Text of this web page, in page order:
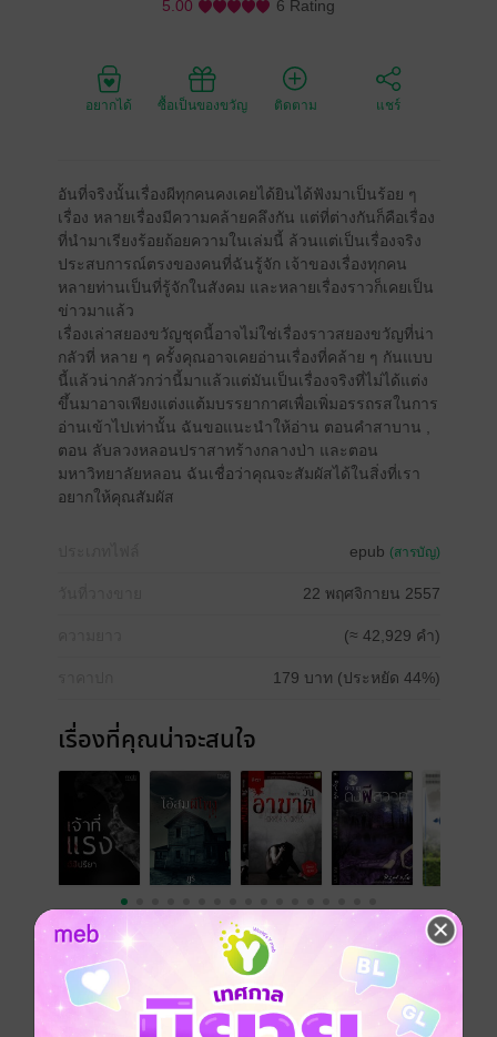
5.00 6 Rating
อยากได้ ซื้อเป็นของขวัญ ติดตาม แชร์
อันที่จริงนั้นเรื่องผีทุกคนคงเคยได้ยินได้ฟังมาเป็นร้อย ๆ
เรื่อง หลายเรื่องมีความคล้ายคลึงกัน แต่ที่ต่างกันก็คือเรื่อง
ที่นำมาเรียงร้อยถ้อยความในเล่มนี้ ล้วนแต่เป็นเรื่องจริง
ประสบการณ์ตรงของคนที่ฉันรู้จัก เจ้าของเรื่องทุกคน
หลายท่านเป็นที่รู้จักในสังคม และหลายเรื่องราวก็เคยเป็น
ข่าวมาแล้ว
เรื่องเล่าสยองขวัญชุดนี้อาจไม่ใช่เรื่องราวสยองขวัญที่น่า
กลัวที่ หลาย ๆ ครั้งคุณอาจเคยอ่านเรื่องที่คล้าย ๆ กันแบบ
นี้แล้วน่ากลัวกว่านี้มาแล้วแต่มันเป็นเรื่องจริงที่ไม่ได้แต่ง
ขึ้นมาอาจเพียงแต่งแต้มบรรยากาศเพื่อเพิ่มอรรถรสในการ
อ่านเข้าไปเท่านั้น ฉันขอแนะนำให้อ่าน ตอนคำสาบาน ,
ตอน ลับลวงหลอนปราสาทร้างกลางป่า และตอน
มหาวิทยาลัยหลอน ฉันเชื่อว่าคุณจะสัมผัสได้ในสิ่งที่เรา
อยากให้คุณสัมผัส
epub (สารบัญ)
22 พฤศจิกายน 2557
(≈ 42,929 คำ)
179 บาท (ประหยัด 44%)
เรื่องที่คุณน่าจะสนใจ
เขียนรีวิวและให้เรตติ้ง